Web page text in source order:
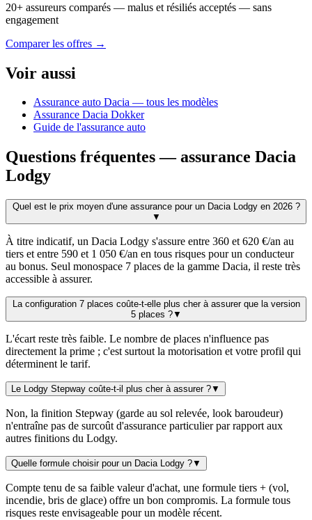
20+ assureurs comparés — malus et résiliés acceptés — sans
engagement
Comparer les offres →
Voir aussi
Assurance auto Dacia — tous les modèles
Assurance Dacia Dokker
Guide de l'assurance auto
Questions fréquentes — assurance Dacia
Lodgy
Quel est le prix moyen d'une assurance pour un Dacia Lodgy en 2026 ?
▼
À titre indicatif, un Dacia Lodgy s'assure entre 360 et 620 €/an au
tiers et entre 590 et 1 050 €/an en tous risques pour un conducteur
au bonus. Seul monospace 7 places de la gamme Dacia, il reste très
accessible à assurer.
La configuration 7 places coûte-t-elle plus cher à assurer que la version
5 places ?▼
L'écart reste très faible. Le nombre de places n'influence pas
directement la prime ; c'est surtout la motorisation et votre profil qui
déterminent le tarif.
Le Lodgy Stepway coûte-t-il plus cher à assurer ?▼
Non, la finition Stepway (garde au sol relevée, look baroudeur)
n'entraîne pas de surcoût d'assurance particulier par rapport aux
autres finitions du Lodgy.
Quelle formule choisir pour un Dacia Lodgy ?▼
Compte tenu de sa faible valeur d'achat, une formule tiers + (vol,
incendie, bris de glace) offre un bon compromis. La formule tous
risques reste envisageable pour un modèle récent.